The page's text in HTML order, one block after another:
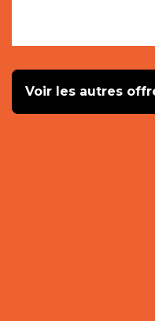
Voir les autres